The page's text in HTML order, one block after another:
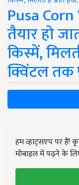
Pusa
तैयार हो
किस्में,
क्विंटल तक
हम व्हाट्सएप पर हैं!
मोबाइल में पढ़ने के